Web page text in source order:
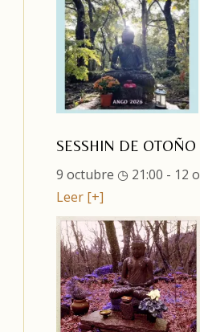
SESSHIN DE OTOÑO
9 octubre ◷ 21:00 - 12
Leer [+]